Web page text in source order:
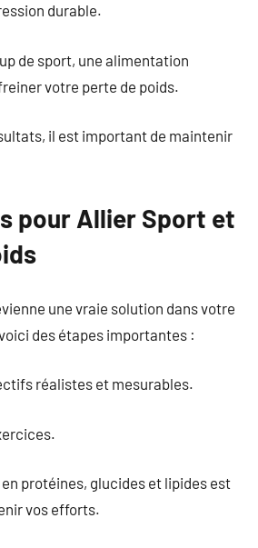
durable.
de sport, une alimentation
votre perte de poids.
il est important de maintenir
pour Allier Sport et
une vraie solution dans votre
des étapes importantes :
réalistes et mesurables.
protéines, glucides et lipides est
vos efforts.